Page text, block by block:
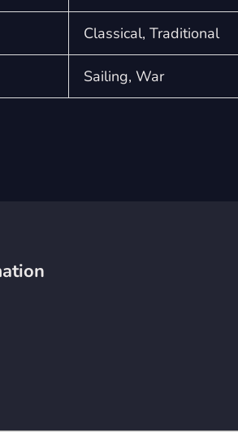
Classical, Traditional
Sailing, War